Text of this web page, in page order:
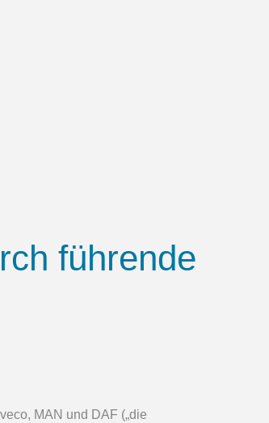
führende
MAN und DAF („die